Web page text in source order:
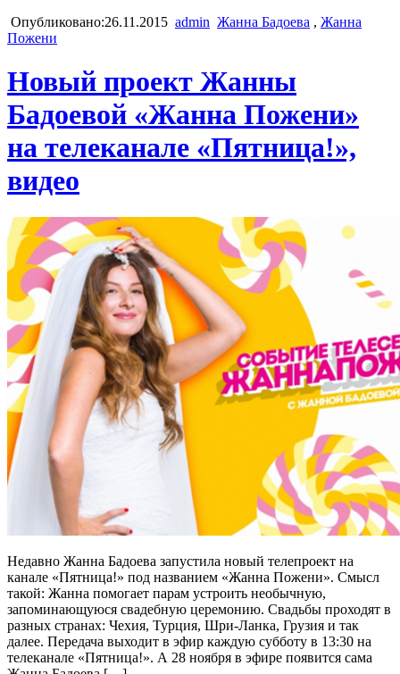
Опубликовано:26.11.2015 admin Жанна Бадоева , Жанна
Пожени
Новый проект Жанны
Бадоевой «Жанна Пожени»
на телеканале «Пятница!»,
видео
Недавно Жанна Бадоева запустила новый телепроект на
канале «Пятница!» под названием «Жанна Пожени». Смысл
такой: Жанна помогает парам устроить необычную,
запоминающуюся свадебную церемонию. Свадьбы проходят в
разных странах: Чехия, Турция, Шри-Ланка, Грузия и так
далее. Передача выходит в эфир каждую субботу в 13:30 на
телеканале «Пятница!». А 28 ноября в эфире появится сама